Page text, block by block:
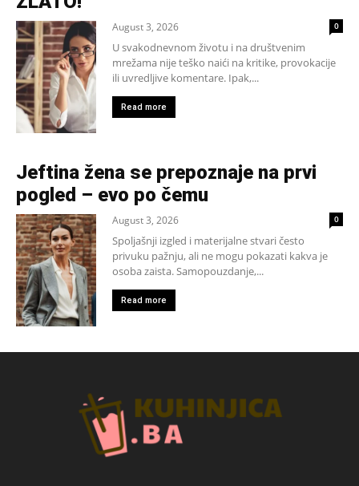
August 3, 2026 0
U svakodnevnom životu i na društvenim
mrežama nije teško naići na kritike, provokacije
ili uvredljive komentare. Ipak,...
Read more
Jeftina žena se prepoznaje na prvi
pogled – evo po čemu
August 3, 2026 0
Spoljašnji izgled i materijalne stvari često
privuku pažnju, ali ne mogu pokazati kakva je
osoba zaista. Samopouzdanje,...
Read more